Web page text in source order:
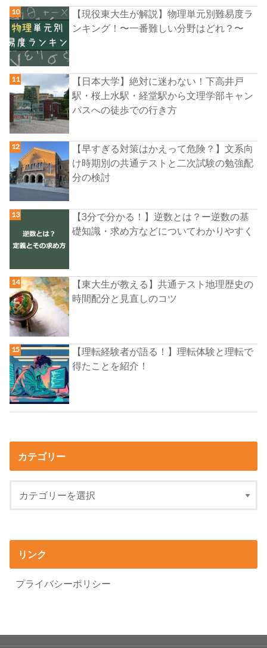
【現役東大生が解説】物理単元別難易度ラ
ンキング！〜一番難しい分野はどれ？〜
【日本大学】絶対に迷わない！下高井戸
駅・桜上水駅・経堂駅から文理学部キャン
パスへの徒歩での行き方
【早すぎる対策はかえって危険？】文系向
け時期別の共通テストと二次試験の勉強配
分の検討
【3分で分かる！】逆数とは？ー逆数の基
礎知識・求め方などについてわかりやすく
【東大生が教える】共通テスト地理歴史の
時間配分と見直しのコツ
【理転経験者が語る！】理転体験と理転で
得たことを紹介！
カテゴリー
リンク
プライバシーポリシー